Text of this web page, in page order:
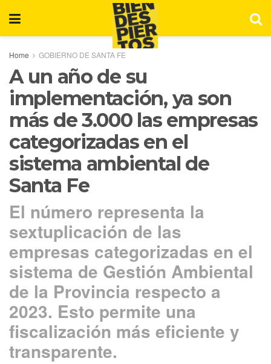
Home GOBIERNO DE SANTA FE
A un año de su
implementación, ya son
más de 3.000 las empresas
categorizadas en el
sistema ambiental de
Santa Fe
El número representa la
sextuplicación de las
empresas categorizadas en el
sistema de Gestión Ambiental
de la Provincia respecto a
2023. Esto permite una
fiscalización más eficiente y
transparente.